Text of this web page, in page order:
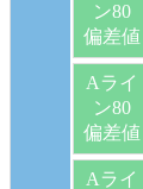
ン80
偏差値
Aライ
ン80
偏差値
Aライ